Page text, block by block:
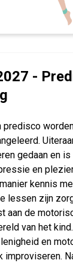
-
predisco
gedaan en
en
kennis
lessen zijn
aan de
van het
en
improviseren.